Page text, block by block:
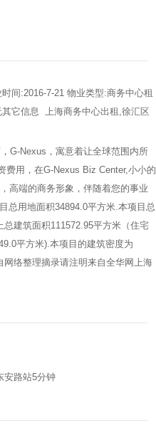
间:2016-7-21 物业类型:商务中心租
它信息 上海商务中心出租,徐汇区
，G-Nexus，寓意着让全球范围内所
费用，在G-Nexus Biz Center,小小的
高端的商务形象，伴随着您的事业
总用地面积34894.0平方米.本项目总
建筑面积111572.95平方米（住宅
平方米).本项目的建筑密度为
络整理摘录请注明来自全华网上海
安路站5分钟